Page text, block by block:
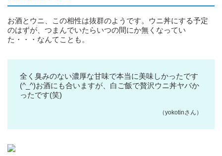
お酒とウニ、この相性は抜群のようです。ウニ丼にする予定
のはずが、つまんでいたらいつの間にか無くなってい
た・・・なんてことも。
全く臭みのない濃厚な甘味で本当に美味しかったです
(^_^)お酒にも合いますが、白ご飯で贅沢ウニ丼ヤバか
ったです(笑)
（yokotinさん）